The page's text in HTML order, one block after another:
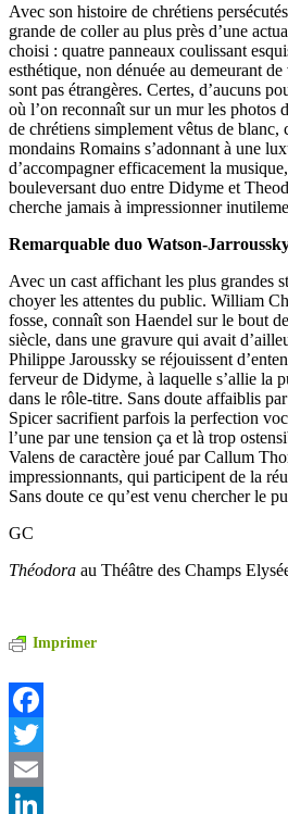
Avec son histoire de chrétiens
grande de coller au plus près d’une
choisi : quatre panneaux coulissant
esthétique, non dénuée au demeurant
sont pas étrangères. Certes, d’aucuns
où l’on reconnaît sur un mur les photos
de chrétiens simplement vêtus de blanc,
mondains Romains s’adonnant à une
d’accompagner efficacement la
bouleversant duo entre Didyme et
cherche jamais à impressionner
Remarquable duo Watson-
Avec un cast affichant les plus grandes
choyer les attentes du public. William
fosse, connaît son Haendel sur le bout
siècle, dans une gravure qui avait
Philippe Jaroussky se réjouissent
ferveur de Didyme, à laquelle s’allie la
dans le rôle-titre. Sans doute affaiblis
Spicer sacrifient parfois la perfection
l’une par une tension ça et là trop
Valens de caractère joué par Callum
impressionnants, qui participent de la
Sans doute ce qu’est venu chercher le
GC
Théodora au Théâtre des Champs
Imprimer
Facebook
Twitter
Email